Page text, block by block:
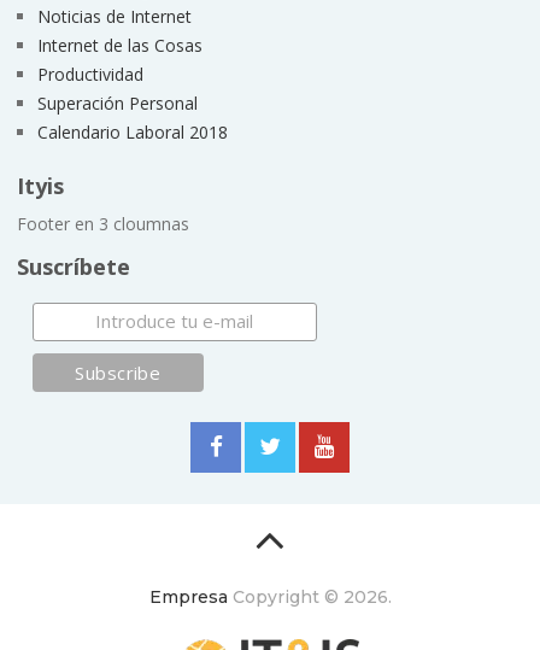
Noticias de Internet
Internet de las Cosas
Productividad
Superación Personal
Calendario Laboral 2018
Ityis
Footer en 3 cloumnas
Suscríbete
Empresa Copyright © 2026.